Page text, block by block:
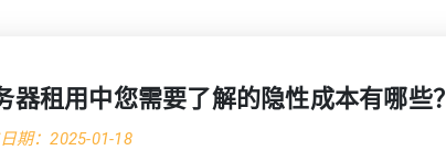
器租用中您需要了解的隐性成本有哪些？
期：2025-01-18